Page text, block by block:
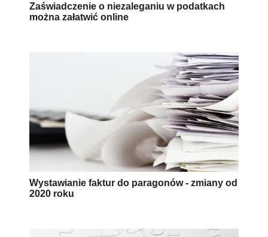
Zaświadczenie o niezaleganiu w podatkach
można załatwić online
Wystawianie faktur do paragonów - zmiany od
2020 roku